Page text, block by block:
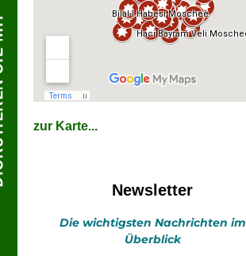
zur Karte...
Newsletter
Die wichtigsten Nachrichten im
Überblick